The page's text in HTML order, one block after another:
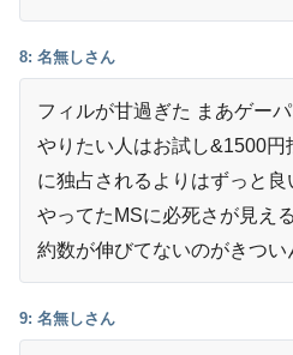
8: 名無しさん
フィルが甘過ぎた まあゲー
やりたい人はお試し&1500
に独占されるよりはずっと
やってたMSに必死さが見え
約数が伸びてないのがきつい
9: 名無しさん